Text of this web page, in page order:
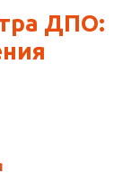
ДПО: